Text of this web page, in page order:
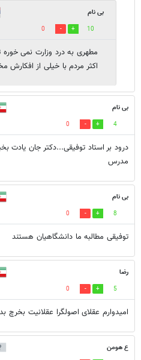
بی نام
10
0
مطهری به درد وزارت نمی خوره
اکثر مردم با خیلی از افکارش
بی نام
4
0
مدرس
بی نام
8
0
توفیقی مطالبه ما دانشگاهیان هستند
رضا
5
0
امیدوارم عقلای اصولگرا عقلانیت بخرچ
ع هومن